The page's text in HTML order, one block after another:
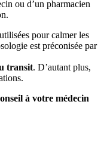
ou d’un pharmacien
pour calmer les
est préconisée par
transit. D’autant plus,
à votre médecin